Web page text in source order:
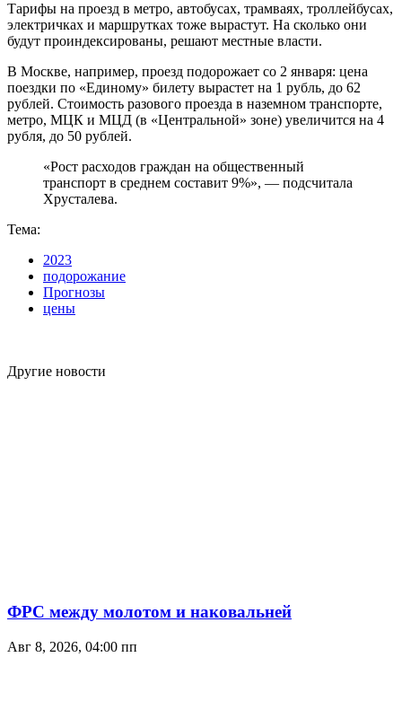
Тарифы на проезд в метро, автобусах, трамваях, троллейбусах,
электричках и маршрутках тоже вырастут. На сколько они
будут проиндексированы, решают местные власти.
В Москве, например, проезд подорожает со 2 января: цена
поездки по «Единому» билету вырастет на 1 рубль, до 62
рублей. Стоимость разового проезда в наземном транспорте,
метро, МЦК и МЦД (в «Центральной» зоне) увеличится на 4
рубля, до 50 рублей.
«Рост расходов граждан на общественный
транспорт в среднем составит 9%», — подсчитала
Хрусталева.
Тема:
2023
подорожание
Прогнозы
цены
Другие новости
ФРС между молотом и наковальней
Авг 8, 2026, 04:00 пп